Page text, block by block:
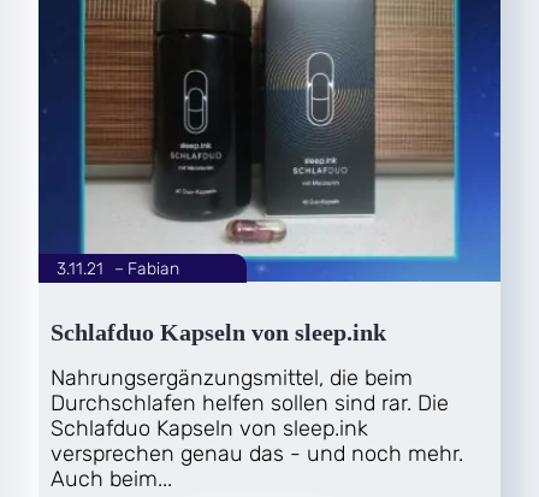
Schlafduo Kapseln von sleep.ink
Fabian
3.11.21
Nahrungsergänzungsmittel, die beim
Durchschlafen helfen sollen sind rar. Die
Schlafduo Kapseln von sleep.ink
versprechen genau das - und noch mehr.
Auch beim...